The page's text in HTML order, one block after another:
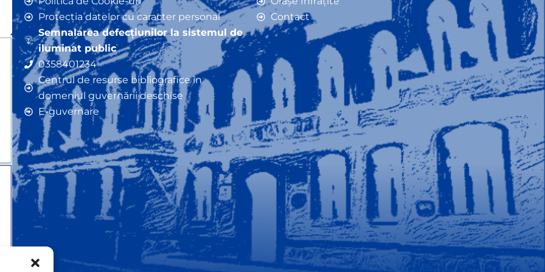
Protecția datelor cu caracter personal
Semnalarea defecțiunilor la sistemul de
iluminat public
0358401234
Centrul de resurse bibliografice în
domeniul guvernării deschise
E-guvernare
Contact